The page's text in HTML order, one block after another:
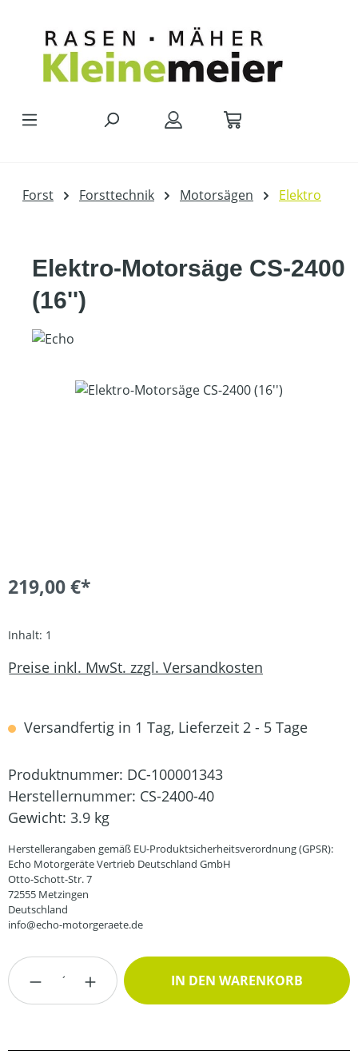
Forst Forsttechnik Motorsägen Elektro
Elektro-Motorsäge CS-2400
(16'')
Bildergalerie überspringen
219,00 €*
Inhalt: 1
Preise inkl. MwSt. zzgl. Versandkosten
Versandfertig in 1 Tag, Lieferzeit 2 - 5 Tage
Produktnummer: DC-100001343
Herstellernummer: CS-2400-40
Gewicht: 3.9 kg
Herstellerangaben gemäß EU-Produktsicherheitsverordnung (GPSR):
Echo Motorgeräte Vertrieb Deutschland GmbH
Otto-Schott-Str. 7
72555 Metzingen
Deutschland
info@echo-motorgeraete.de
Produkt Anzahl: Gib den gewünschten
IN DEN WARENKORB